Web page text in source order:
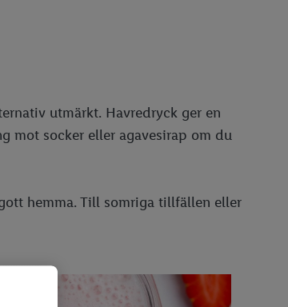
utmärkt. Havredryck ger en
mot socker eller agavesirap om du
hemma. Till somriga tillfällen eller